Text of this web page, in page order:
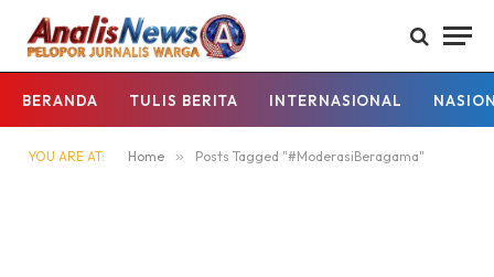
BERANDA TULIS BERITA INTERNASIONAL
YOU ARE AT: Home » Posts Tagged "#ModerasiBeragama"